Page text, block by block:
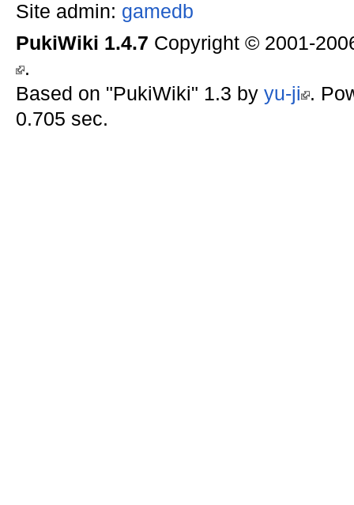
Site admin: gamedb
PukiWiki 1.4.7 Copyright © 2001-
.
Based on "PukiWiki" 1.3 by yu-ji .
0.705 sec.